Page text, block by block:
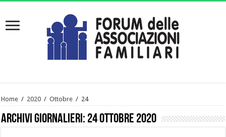
Home / 2020 / Ottobre / 24
Archivi giornalieri: 24 Ottobre 2020